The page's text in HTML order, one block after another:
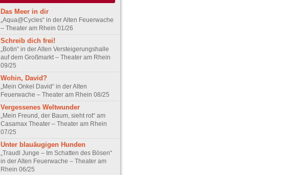
Das Meer in dir
„Aqua@Cycles“ in der Alten Feuerwache
– Theater am Rhein 01/26
Schreib dich frei!
„Botin“ in der Alten Versteigerungshalle
auf dem Großmarkt – Theater am Rhein
09/25
Wohin, David?
„Mein Onkel David“ in der Alten
Feuerwache – Theater am Rhein 08/25
Vergessenes Weltwunder
„Mein Freund, der Baum, sieht rot“ am
Casamax Theater – Theater am Rhein
07/25
Unter blauäugigen Hunden
„Traudl Junge – Im Schatten des Bösen“
in der Alten Feuerwache – Theater am
Rhein 06/25